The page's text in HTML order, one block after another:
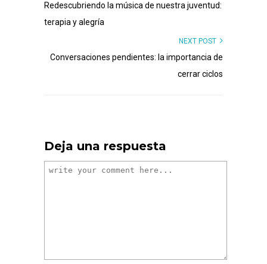
Redescubriendo la música de nuestra juventud:
terapia y alegría
NEXT POST
Conversaciones pendientes: la importancia de
cerrar ciclos
Deja una respuesta